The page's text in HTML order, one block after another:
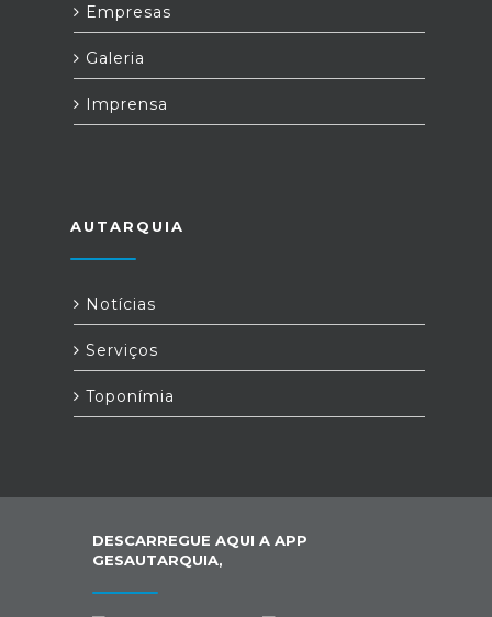
Empresas
Galeria
Imprensa
AUTARQUIA
Notícias
Serviços
Toponímia
DESCARREGUE AQUI A APP
GESAUTARQUIA,